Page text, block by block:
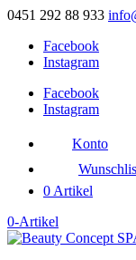
0451 292 88 933
Facebook
Instagram
Facebook
Instagram
Konto
0 Artikel
0-Artikel